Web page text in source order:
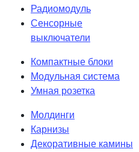
Радиомодуль
Сенсорные
выключатели
Компактные блоки
Модульная система
Умная розетка
Молдинги
Карнизы
Декоративные камины